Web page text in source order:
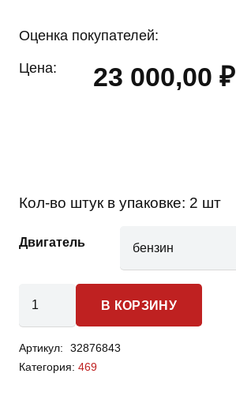
Оценка покупателей:
Цена: 23 000,00 ₽
Кол-во штук в упаковке: 2 шт
Двигатель
товара
469
-
В КОРЗИНУ
Артикул:
32876843
Категория: 469